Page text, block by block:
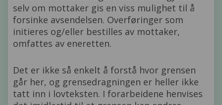
selv om mottaker gis en viss mulighet til å
forsinke avsendelsen. Overføringer som
initieres og/eller bestilles av mottaker,
omfattes av eneretten.
Det er ikke så enkelt å forstå hvor grensen
går her, og grensedragningen er heller ikke
tatt inn i lovteksten. I forarbeidene henvises